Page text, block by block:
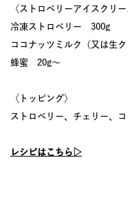
〈ストロベリーアイスクリー
冷凍ストロベリー 300g
ココナッツミルク（又は生
蜂蜜 20g～
〈トッピング〉
ストロベリー、チェリー、
レシピはこちら▷